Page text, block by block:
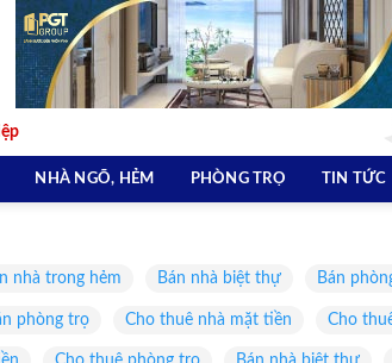
NHÀ NGÕ, HẺM PHÒNG TRỌ TIN TỨC
nhà trong hẻm Bán nhà biệt thự Bán
phòng trọ Cho thuê nhà mặt tiền Cho